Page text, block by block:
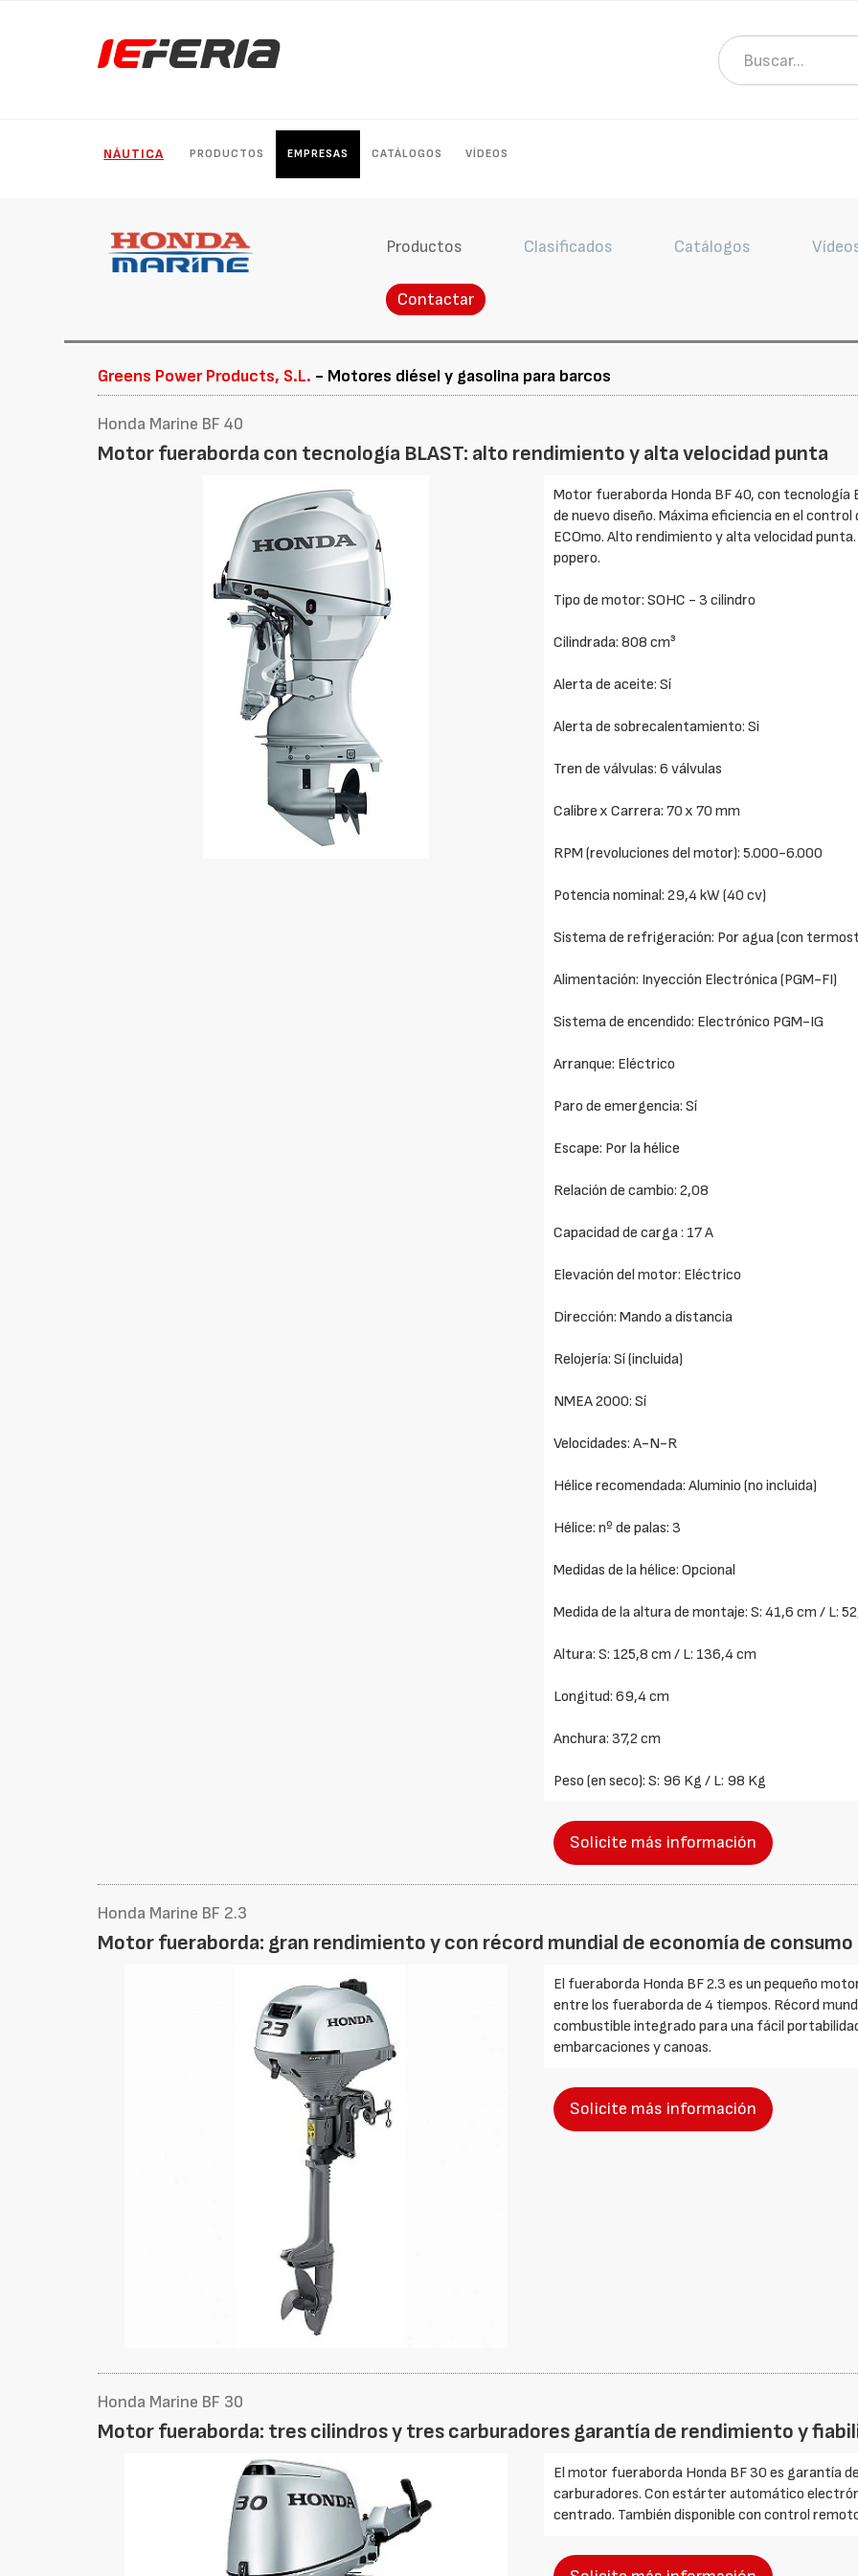
NÁUTICA PRODUCTOS EMPRESAS CATÁLOGOS VÍDEOS
Productos Clasificados Catálogos
Contactar
Greens Power Products, S.L. - Motores diésel y gasolina para barcos
Honda Marine BF 40
Motor fueraborda con tecnología BLAST: alto rendimiento y alta velocidad punta
Motor fueraborda Honda BF 40, con tecnología
de nuevo diseño. Máxima eficiencia en el
ECOmo. Alto rendimiento y alta velocidad
popero.
Tipo de motor: SOHC - 3 cilindro
Cilindrada: 808 cm³
Alerta de aceite: Sí
Alerta de sobrecalentamiento: Si
Tren de válvulas: 6 válvulas
Calibre x Carrera: 70 x 70 mm
RPM (revoluciones del motor): 5.000-6.000
Potencia nominal: 29,4 kW (40 cv)
Sistema de refrigeración: Por agua (con
Alimentación: Inyección Electrónica (PGM-FI)
Sistema de encendido: Electrónico PGM-IG
Arranque: Eléctrico
Paro de emergencia: Sí
Escape: Por la hélice
Relación de cambio: 2,08
Capacidad de carga : 17 A
Elevación del motor: Eléctrico
Dirección: Mando a distancia
Relojería: Sí (incluida)
NMEA 2000: Sí
Velocidades: A-N-R
Hélice recomendada: Aluminio (no incluida)
Hélice: nº de palas: 3
Medidas de la hélice: Opcional
Medida de la altura de montaje: S: 41,6 cm / L:
Altura: S: 125,8 cm / L: 136,4 cm
Longitud: 69,4 cm
Anchura: 37,2 cm
Peso (en seco): S: 96 Kg / L: 98 Kg
Solicite más información
Honda Marine BF 2.3
Motor fueraborda: gran rendimiento y con récord mundial de economía de consumo
El fueraborda Honda BF 2.3 es un pequeño
entre los fueraborda de 4 tiempos. Récord
combustible integrado para una fácil
embarcaciones y canoas.
Solicite más información
Honda Marine BF 30
Motor fueraborda: tres cilindros y tres carburadores garantía de rendimiento y
El motor fueraborda Honda BF 30 es garantía
carburadores. Con estárter automático
centrado. También disponible con control